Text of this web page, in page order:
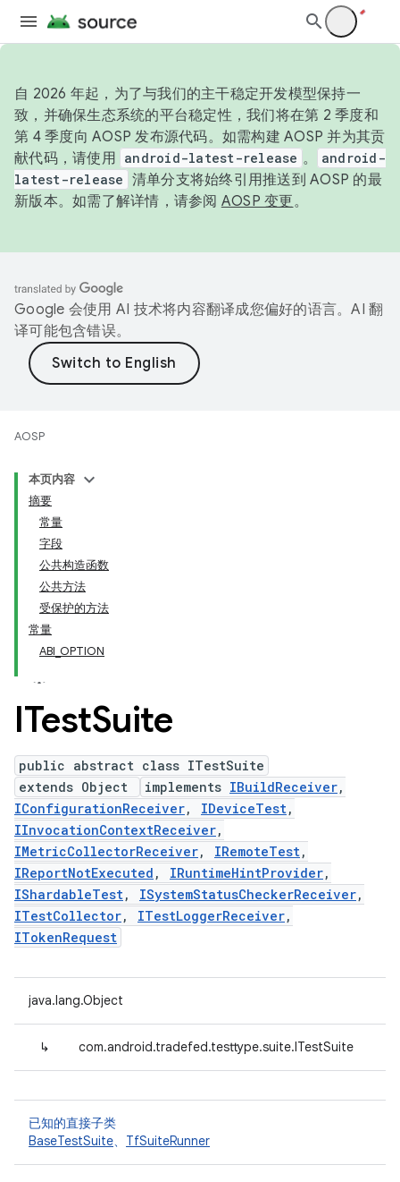
自 2026 年起，为了与我们的主干稳定开发模型保持一
致，并确保生态系统的平台稳定性，我们将在第 2 季度和
第 4 季度向 AOSP 发布源代码。如需构建 AOSP 并为其贡
献代码，请使用 android-latest-release 。
android-
latest-release 清单分支将始终引用推送到 AOSP 的最
新版本。如需了解详情，请参阅 AOSP 变更。
Google 会使用 AI 技术将内容翻译成您偏好的语言。AI 翻
译可能包含错误。
AOSP
本页内容
摘要
常量
字段
公共构造函数
公共方法
受保护的方法
常量
ABI_OPTION
ITestSuite
public abstract class ITestSuite
extends Object
implements IBuildReceiver,
IConfigurationReceiver, IDeviceTest,
IInvocationContextReceiver,
IMetricCollectorReceiver, IRemoteTest,
IReportNotExecuted , IRuntimeHintProvider,
IShardableTest, ISystemStatusCheckerReceiver,
ITestCollector, ITestLoggerReceiver,
ITokenRequest
java.lang.Object
↳ com.android.tradefed.testtype.suite.ITestSuite
已知的直接子类
BaseTestSuite、 TfSuiteRunner